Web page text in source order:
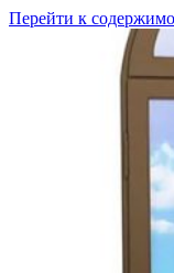
Перейти к